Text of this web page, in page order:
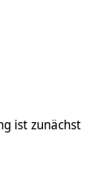
ist zunächst